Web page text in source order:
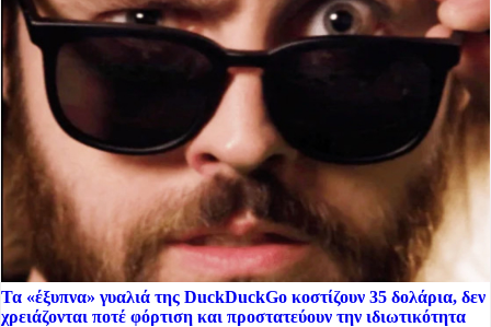
Τα «έξυπνα» γυαλιά της DuckDuckGo κοστίζουν 35 δολάρια, δεν
χρειάζονται ποτέ φόρτιση και προστατεύουν την ιδιωτικότητα